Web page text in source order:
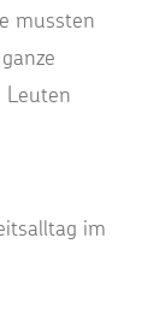
mussten
Leuten
im